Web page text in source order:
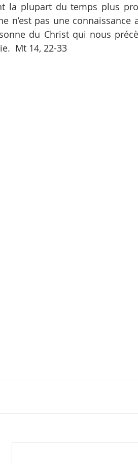
la plupart du temps plus
n’est pas une
du Christ qui nous
Mt 14, 22-33